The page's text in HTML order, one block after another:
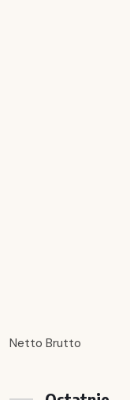
Netto Brutto